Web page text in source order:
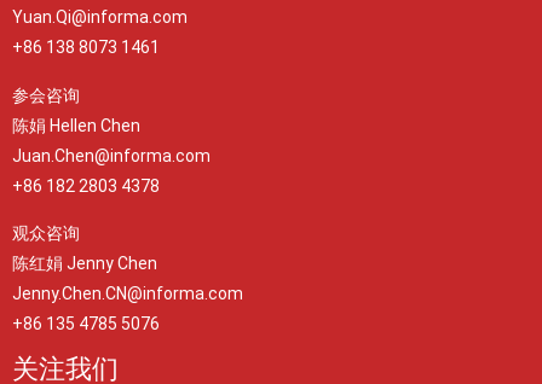
Yuan.Qi@informa.com
+86 138 8073 1461
参会咨询
陈娟 Hellen Chen
Juan.Chen@informa.com
+86 182 2803 4378
观众咨询
陈红娟 Jenny Chen
Jenny.Chen.CN@informa.com
+86 135 4785 5076
关注我们